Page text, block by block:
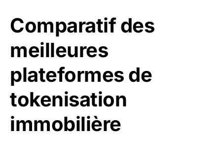
Comparatif des
meilleures
plateformes de
tokenisation
immobilière